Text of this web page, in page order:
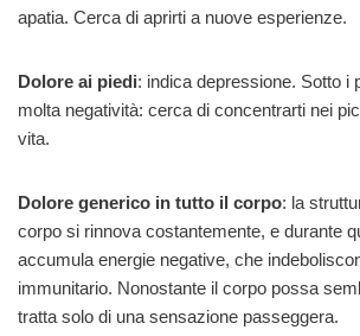
apatia. Cerca di aprirti a nuove esperienze.
Dolore ai piedi: indica depressione. Sotto i
molta negatività: cerca di concentrarti nei
vita.
Dolore generico in tutto il corpo: la
corpo si rinnova costantemente, e durante
accumula energie negative, che
immunitario. Nonostante il corpo possa
tratta solo di una sensazione passeggera.